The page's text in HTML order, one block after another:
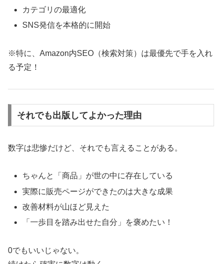
カテゴリの最適化
SNS発信を本格的に開始
※特に、Amazon内SEO（検索対策）は最優先で手を入れ
る予定！
それでも出版してよかった理由
数字は悲惨だけど、それでも言えることがある。
ちゃんと「商品」が世の中に存在している
実際に販売ページができたのは大きな成果
改善材料が山ほど見えた
「一歩目を踏み出せた自分」を褒めたい！
0でもいいじゃない。